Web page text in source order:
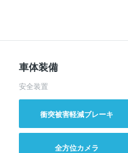
車体装備
安全装置
衝突被害軽減ブレーキ
全方位カメラ